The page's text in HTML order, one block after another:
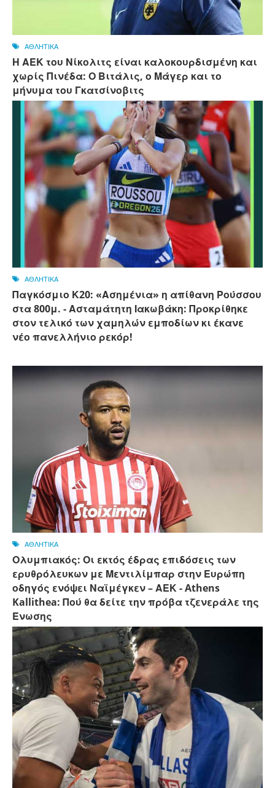
ΑΘΛΗΤΙΚΑ
Η ΑΕΚ του Νίκολιτς είναι καλοκουρδισμένη και
χωρίς Πινέδα: Ο Βιτάλις, ο Μάγερ και το
μήνυμα του Γκατσίνοβιτς
ΑΘΛΗΤΙΚΑ
Παγκόσμιο Κ20: «Ασημένια» η απίθανη Ρούσσου
στα 800μ. - Ασταμάτητη Ιακωβάκη: Προκρίθηκε
στον τελικό των χαμηλών εμποδίων κι έκανε
νέο πανελλήνιο ρεκόρ!
ΑΘΛΗΤΙΚΑ
Ολυμπιακός: Οι εκτός έδρας επιδόσεις των
ερυθρόλευκων με Μεντιλίμπαρ στην Ευρώπη
οδηγός ενόψει Ναϊμέγκεν – ΑΕΚ - Athens
Kallithea: Πού θα δείτε την πρόβα τζενεράλε της
Ένωσης